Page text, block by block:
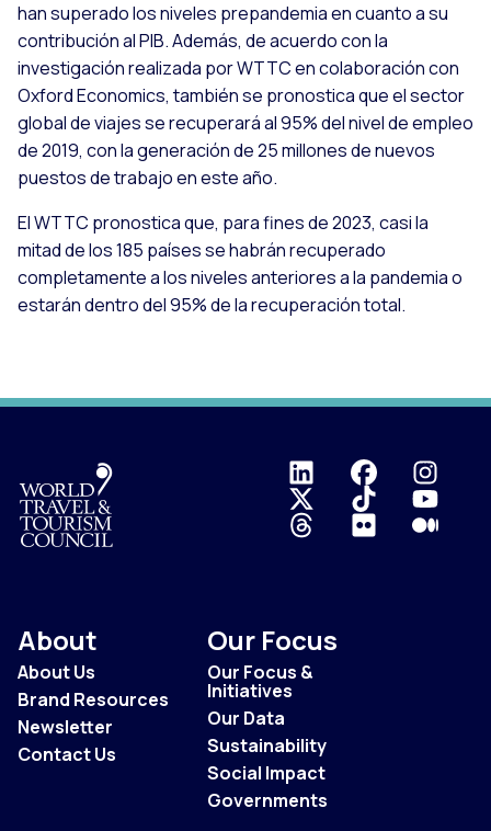
han superado los niveles prepandemia en cuanto a su
contribución al PIB. Además, de acuerdo con la
investigación realizada por WTTC en colaboración con
Oxford Economics, también se pronostica que el sector
global de viajes se recuperará al 95% del nivel de empleo
de 2019, con la generación de 25 millones de nuevos
puestos de trabajo en este año.
El WTTC pronostica que, para fines de 2023, casi la
mitad de los 185 países se habrán recuperado
completamente a los niveles anteriores a la pandemia o
estarán dentro del 95% de la recuperación total.
Logo
About
About Us
Brand Resources
Newsletter
Contact Us
Our Focus
Our Focus &
Initiatives
Our Data
Sustainability
Social Impact
Governments